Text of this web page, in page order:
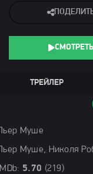
Пьер Муше
Пьер Муше, Николя
IMDb: 5.70 (219)
ТРЕЙЛЕР